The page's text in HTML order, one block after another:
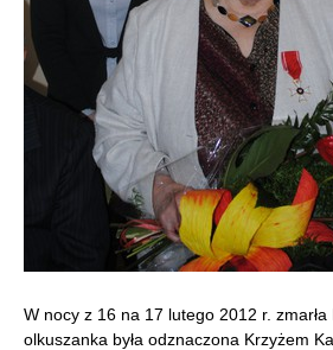
W nocy z 16 na 17 lutego 2012 r. zmarła
olkuszanka była odznaczona Krzyżem